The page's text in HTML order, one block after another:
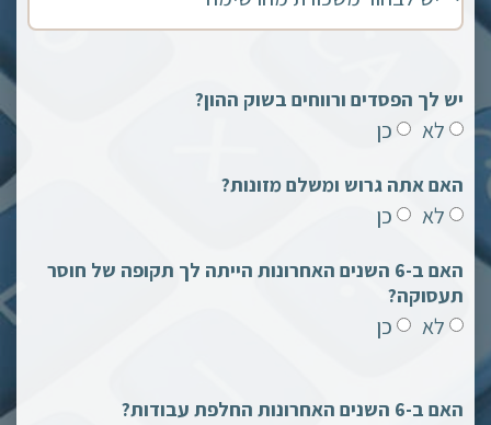
יש לך הפסדים ורווחים בשוק ההון?
לא כן
האם אתה גרוש ומשלם מזונות?
לא כן
האם ב-6 השנים האחרונות הייתה לך תקופה של חוסר
תעסוקה?
לא כן
האם ב-6 השנים האחרונות החלפת עבודות?